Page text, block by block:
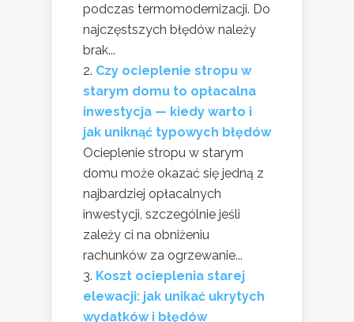
podczas termomodernizacji. Do
najczęstszych błędów należy
brak...
Czy ocieplenie stropu w
starym domu to opłacalna
inwestycja — kiedy warto i
jak uniknąć typowych błędów
Ocieplenie stropu w starym
domu może okazać się jedną z
najbardziej opłacalnych
inwestycji, szczególnie jeśli
zależy ci na obniżeniu
rachunków za ogrzewanie...
Koszt ocieplenia starej
elewacji: jak unikać ukrytych
wydatków i błędów